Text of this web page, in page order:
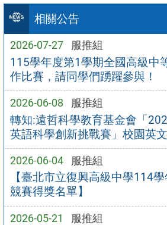
相關公告
2026-07-27 服推組
115學年度第1學期全國高級中
作比賽，請同學們踴躍參與！
2026-06-08 服推組
轉知:遠哲科學教育基金會「
英語科學創新挑戰賽」校園英
2026-06-04 服推組
【臺北市立復興高級中學114
競賽得獎名單】
2026-05-21 服推組